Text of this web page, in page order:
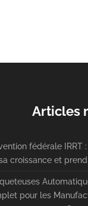
Articles
fédérale IRRT
croissance et
pour les